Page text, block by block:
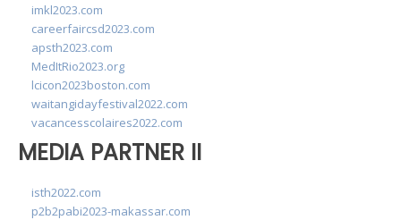
imkl2023.com
careerfaircsd2023.com
apsth2023.com
MedItRio2023.org
lcicon2023boston.com
waitangidayfestival2022.com
vacancesscolaires2022.com
MEDIA PARTNER II
isth2022.com
p2b2pabi2023-makassar.com